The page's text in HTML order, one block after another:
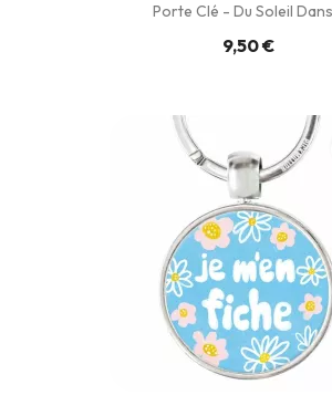
Porte Clé - Du Soleil
9,50 €